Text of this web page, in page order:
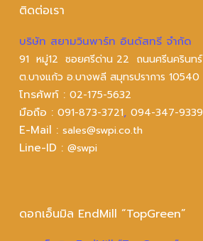
ติดต่อเรา
บริษัท สยามวินพาร์ท อินดัสทรี จำกัด
91 หมู่12 ซอยศรีด่าน 22 ถนนศรีนครินทร์
ต.บางแก้ว อ.บางพลี สมุทรปราการ 10540
โทรศัพท์ : 02-175-5632
มือถือ : 091-873-3721, 094-347-9339
E-Mail : sales@swpi.co.th
Line-ID : @swpi
ดอกเอ็นมิล EndMill “TopGreen”